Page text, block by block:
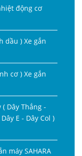
động cơ
dầu ) Xe gắn
cơ ) Xe gắn
Dây Thắng -
E - Dây Col )
máy SAHARA